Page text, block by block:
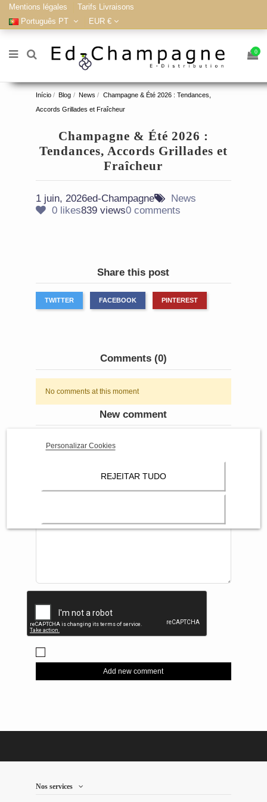
Mentions légales
Tarifs Livraisons
Português PT
EUR €
0
Início Blog News
Champagne & Été 2026 : Tendances,
Accords Grillades et Fraîcheur
Champagne & Été 2026 :
Tendances, Accords Grillades et
Fraîcheur
1 juin, 2026ed-Champagne
News
0 likes839 views0 comments
Share this post
TWITTER FACEBOOK PINTEREST
Comments (0)
No comments at this moment
New comment
Your name
Add new comment
Nos services
Personalizar Cookies
REJEITAR TUDO